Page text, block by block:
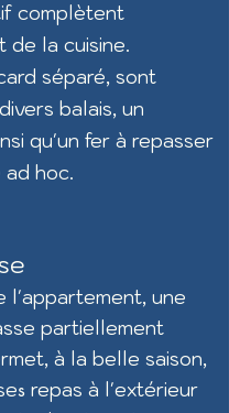
complètent
de la cuisine.
séparé, sont
balais, un
qu'un fer à repasser
hoc.
l'appartement, une
partiellement
à la belle saison,
s repas à l'extérieur